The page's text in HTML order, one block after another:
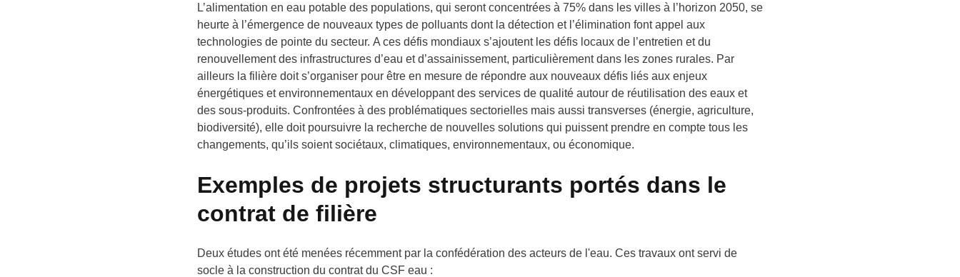
L’alimentation en eau potable des populations, qui seront concentrées à 75% dans les villes à l’horizon 2050, se
heurte à l’émergence de nouveaux types de polluants dont la détection et l’élimination font appel aux
technologies de pointe du secteur. A ces défis mondiaux s’ajoutent les défis locaux de l’entretien et du
renouvellement des infrastructures d’eau et d’assainissement, particulièrement dans les zones rurales. Par
ailleurs la filière doit s’organiser pour être en mesure de répondre aux nouveaux défis liés aux enjeux
énergétiques et environnementaux en développant des services de qualité autour de réutilisation des eaux et
des sous-produits. Confrontées à des problématiques sectorielles mais aussi transverses (énergie, agriculture,
biodiversité), elle doit poursuivre la recherche de nouvelles solutions qui puissent prendre en compte tous les
changements, qu’ils soient sociétaux, climatiques, environnementaux, ou économique.
Exemples de projets structurants portés dans le
contrat de filière
Deux études ont été menées récemment par la confédération des acteurs de l'eau. Ces travaux ont servi de
socle à la construction du contrat du CSF eau :